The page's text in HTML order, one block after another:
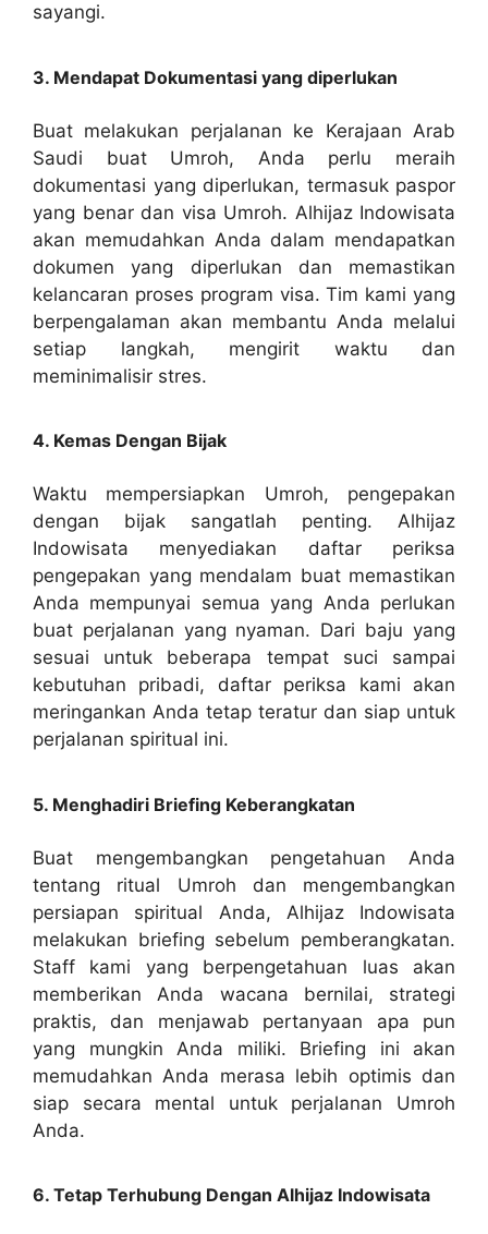
sayangi.
3. Mendapat Dokumentasi yang diperlukan
Buat melakukan perjalanan ke Kerajaan Arab
Saudi buat Umroh, Anda perlu meraih
dokumentasi yang diperlukan, termasuk paspor
yang benar dan visa Umroh. Alhijaz Indowisata
akan memudahkan Anda dalam mendapatkan
dokumen yang diperlukan dan memastikan
kelancaran proses program visa. Tim kami yang
berpengalaman akan membantu Anda melalui
setiap langkah, mengirit waktu dan
meminimalisir stres.
4. Kemas Dengan Bijak
Waktu mempersiapkan Umroh, pengepakan
dengan bijak sangatlah penting. Alhijaz
Indowisata menyediakan daftar periksa
pengepakan yang mendalam buat memastikan
Anda mempunyai semua yang Anda perlukan
buat perjalanan yang nyaman. Dari baju yang
sesuai untuk beberapa tempat suci sampai
kebutuhan pribadi, daftar periksa kami akan
meringankan Anda tetap teratur dan siap untuk
perjalanan spiritual ini.
5. Menghadiri Briefing Keberangkatan
Buat mengembangkan pengetahuan Anda
tentang ritual Umroh dan mengembangkan
persiapan spiritual Anda, Alhijaz Indowisata
melakukan briefing sebelum pemberangkatan.
Staff kami yang berpengetahuan luas akan
memberikan Anda wacana bernilai, strategi
praktis, dan menjawab pertanyaan apa pun
yang mungkin Anda miliki. Briefing ini akan
memudahkan Anda merasa lebih optimis dan
siap secara mental untuk perjalanan Umroh
Anda.
6. Tetap Terhubung Dengan Alhijaz Indowisata